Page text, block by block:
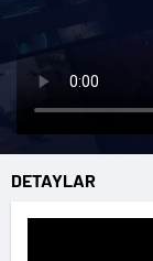
DETAYLAR